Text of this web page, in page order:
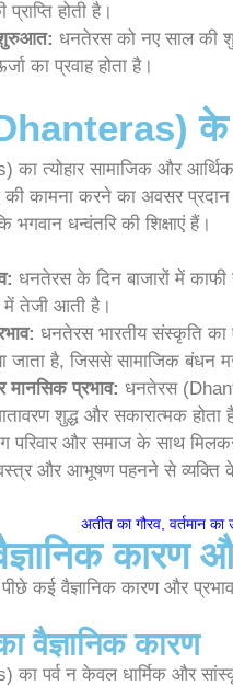
प्राप्ति होती है।
धनतेरस को नए साल की
का प्रवाह होता है।
के
त्योहार सामाजिक और
कामना करने का अवसर
भगवान धन्वंतरि की शिक्षाएं हैं।
धनतेरस के दिन बाजारों में काफी
में तेजी आती है।
धनतेरस भारतीय संस्कृति का
जाता है, जिससे सामाजिक बंधन
मानसिक प्रभाव: धनतेरस
शुद्ध और सकारात्मक होता
परिवार और समाज के साथ
और आभूषण पहनने से व्यक्ति
अतीत का गौरव, वर्तमान
कारण
कई वैज्ञानिक कारण और
वैज्ञानिक कारण
पर्व न केवल धार्मिक और